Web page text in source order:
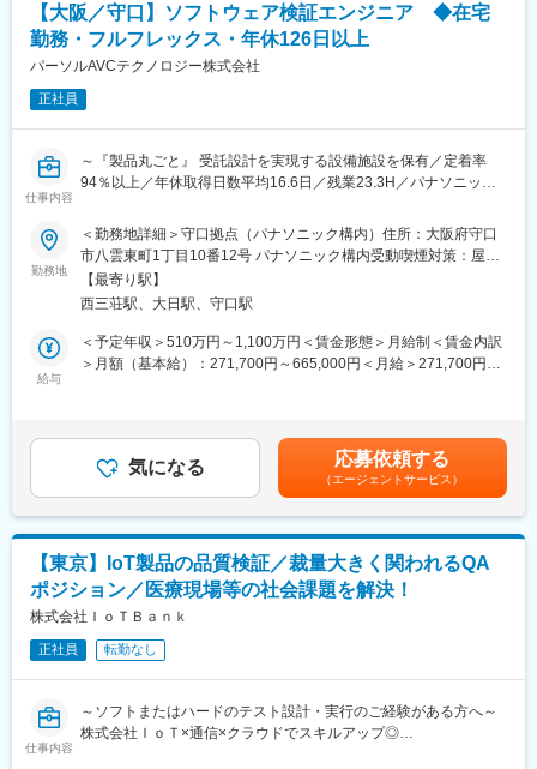
・農機自動運転モニタの検証
└「スマート農業」へ貢献
・航空機搭乗員向けシステムの検証
AV機器の検証
・自動化検証（テスト工程の効率化）
・車載商品開発支援
◎AI／クラウドの検証技術を伸ばしていく予定
◎検証実績多数
└数多くの商品開発を支援しているので、幅広い技術領域に携わ
ることが可能
└検証業務として標準化プロセスを当社独自に制定して運用
◎JSTQB（ソフトウェアテストに関する資格）資格保有者が多数
◎不具合発見・原因追及をしていく中で、問題に対して冷静に向
き合えるようになる
変更の範囲：会社の定める業務
【大阪／守口】ソフトウェア検証エンジニア ◆在宅
勤務・フルフレックス・年休126日以上
パーソルAVCテクノロジー株式会社
正社員
仕事内容
～『製品丸ごと』 受託設計を実現する設備施設を保有／定着率
94％以上／年休取得日数平均16.6日／残業23.3H／パナソニック
コンサル」としてのエンジニア市場価値向上が可能◎～
■業務内容：
IoT関連機器、業務用機器、各種アプリケーションソフトのテスト
（単体テスト～システムテスト）における担当者として、課で受
託する各種プロジェクトのリーダーを担当いただきます。
ソフトウェアテストの計画、要求分析、テスト設計、実行、報
告、結果分析、進捗管理などのシステムテストのリーダー業務
※経験・スキル・本人希望に応じてメンバー、PL、スペシャリス
トいずれかでの採用を予定
す。
取引先例：（製造業）電機メーカー/自動車部品メーカー/日用品メ
ーカー/計測・放送機器メーカーなど（IT業界）情報・通信会社な
＜事例＞
・IoT家電のスマホ連携アプリの検証
・農機自動運転モニタの検証
∟「スマート農業」へ貢献
勤務地
＜勤務地詳細＞守口拠点（パナソニック構内）住所：大阪府守口
市八雲東町1丁目10番12号 パナソニック構内受動喫煙対策：屋内
全面禁煙変更の範囲：会社の定める事業所
【最寄り駅】
西三荘駅、大日駅、守口駅
給与
＜予定年収＞510万円～1,100万円＜賃金形態＞月給制＜賃金内訳
＞月額（基本給）：271,700円～665,000円＜月給＞271,700円～
与4.4ヶ月分役割等級制／710万円：基本給37.9万円＋残業月25時
間、賞与4.4ヶ月分賃金はあくまでも目安の金額であり、選考を通
じて上下する可能性があります。月給(月額)は固定手当を含めた表
記です。
気になる 応募依頼する
（エージェントサービス）
【東京】IoT製品の品質検証／裁量大きく関われるQA
ポジション／医療現場等の社会課題を解決！
株式会社ＩｏＴＢａｎｋ
正社員 転勤なし
仕事内容
～ソフトまたはハードのテスト設計・実行のご経験がある方へ～
株式会社ＩｏＴ×通信×クラウドでスキルアップ◎